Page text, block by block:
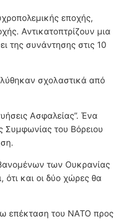
εποχής,
Αντικατοπτρίζουν μια
της συνάντησης στις 10
σχολαστικά από
Ασφαλείας”. Ένα
Συμφωνίας του Βόρειου
των Ουκρανίας
και οι δύο χώρες θα
επέκταση του ΝΑΤΟ προς